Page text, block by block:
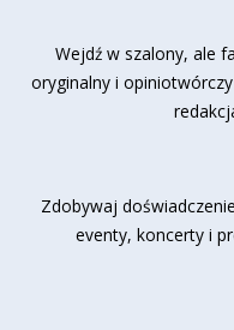
Wejdź w szalony, ale
oryginalny i
Zdobywaj
eventy, koncerty i